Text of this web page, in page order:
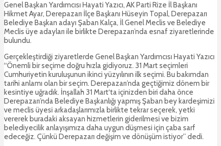
Genel Başkan Yardımcısı Hayati Yazıcı, AK Parti Rize İl Başkanı
Hikmet Ayar, Derepazarı İlçe Başkanı Hüseyin Topal, Derepazarı
Belediye Başkan adayı Şaban Kalça, İl Genel Meclis ve Belediye
Meclis üye adayları ile birlikte Derepazarı’nda esnaf ziyaretlerinde
bulundu.
Gerçekleştirdiği ziyaretlerde Genel Başkan Yardımcısı Hayati Yazıcı
“Önemli bir seçime doğru hızla gidiyoruz. 31 Mart seçimleri
Cumhuriyetin kuruluşunun ikinci yüzyılının ilk seçimi. Bu bakımdan
tarihi anlamı olan bir seçim. Derepazarı’nda geçtiğimiz dönem bir
kesintiye uğradık. İnşallah 31 Mart‘ta içinizden biri daha önce
Derepazarı’nda Belediye Başkanlığı yapmış Şaban bey kardeşimizi
ve meclis üyesi arkadaşlarımızla birlikte tekrar seçerek, yetki
vererek buradaki aksayan hizmetlerin giderilmesi ve bizim
belediyecilik anlayışımıza daha uygun düşmesi için çaba sarf
edeceğiz. Çünkü Derepazarı değişim ve dönüşüm istiyor” dedi.